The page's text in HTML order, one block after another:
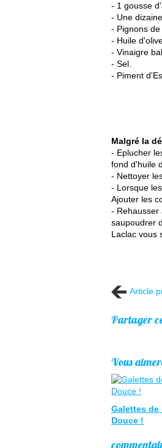
- 1 gousse
- Une
- Pignons de
- Huile
- Vinaigre
- Sel.
- Piment
Malgré la
- Eplucher
fond d'huile
- Nettoyer
- Lorsque
Ajouter les
- Rehausser
saupoudrer
Laclac vous
Article
Partager
Vous
Galettes de
Douce !